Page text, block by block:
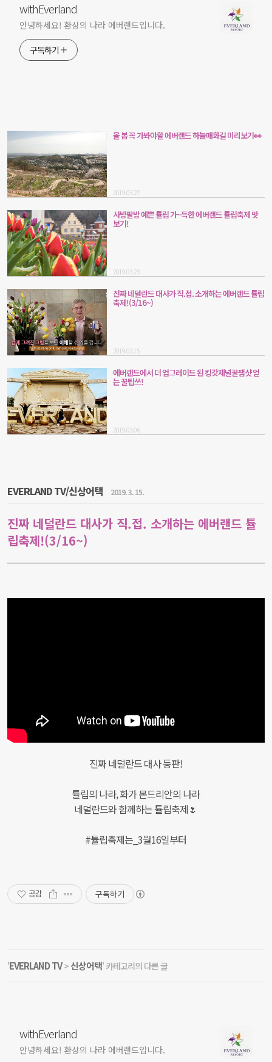
withEverland
안녕하세요! 환상의 나라 에버랜드입니다.
구독하기
올 봄 꼭 가봐야할 에버랜드 하늘매화길 미리보기👀
2019.03.27
사방팔방 예쁜 튤립 가~득한 에버랜드 튤립축제 맛
보기!
2019.03.23
진짜 네덜란드 대사가 직.접. 소개하는 에버랜드 튤립
축제!(3/16~)
2019.03.15
에버랜드에서 더 업그레이드 된 킹갓제널꿀잼샷 얻
는 꿀팁쓰!
2019.03.06
EVERLAND TV/신상어택 2019. 3. 15.
진짜 네덜란드 대사가 직.접. 소개하는 에버랜드 튤
립축제!(3/16~)
진짜 네덜란드 대사 등판!
튤립의 나라, 화가 몬드리안의 나라
네덜란드와 함께하는 튤립축제🌷
#튤립축제는_3월16일부터
공감 구독하기
'EVERLAND TV> 신상어택' 카테고리의 다른 글
withEverland
안녕하세요! 환상의 나라 에버랜드입니다.